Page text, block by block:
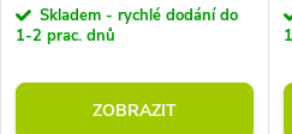
Skladem - rychlé dodání do
1-2 prac. dnů
ZOBRAZIT